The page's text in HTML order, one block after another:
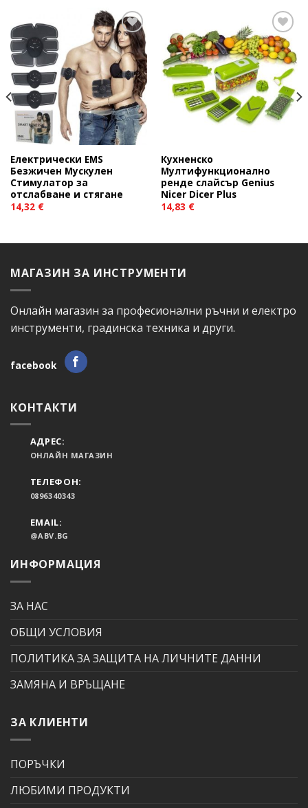
Add to
wishlist
Електрически EMS
Безжичен Мускулен
Стимулатор за
отслабване и стягане
14,32 €
Add to
wishlist
Кухненско
Мултифункционално
ренде слайсър Genius
Nicer Dicer Plus
14,83 €
МАГАЗИН ЗА ИНСТРУМЕНТИ
Онлайн магазин за професионални ръчни и електро
инструменти, градинска техника и други.
facebook
КОНТАКТИ
АДРЕС:
ОНЛАЙН МАГАЗИН
ТЕЛЕФОН:
0896340343
EMAIL:
@ABV.BG
ИНФОРМАЦИЯ
ЗА НАС
ОБЩИ УСЛОВИЯ
ПОЛИТИКА ЗА ЗАЩИТА НА ЛИЧНИТЕ ДАННИ
ЗАМЯНА И ВРЪЩАНЕ
ЗА КЛИЕНТИ
ПОРЪЧКИ
ЛЮБИМИ ПРОДУКТИ